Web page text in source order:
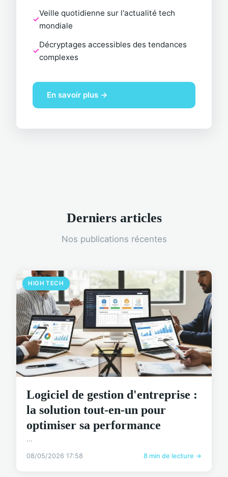
Veille quotidienne sur l'actualité tech
mondiale
Décryptages accessibles des tendances
complexes
En savoir plus →
Derniers articles
Nos publications récentes
HIGH TECH
Logiciel de gestion d'entreprise :
la solution tout-en-un pour
optimiser sa performance
...
08/05/2026 17:58 8 min de lecture →